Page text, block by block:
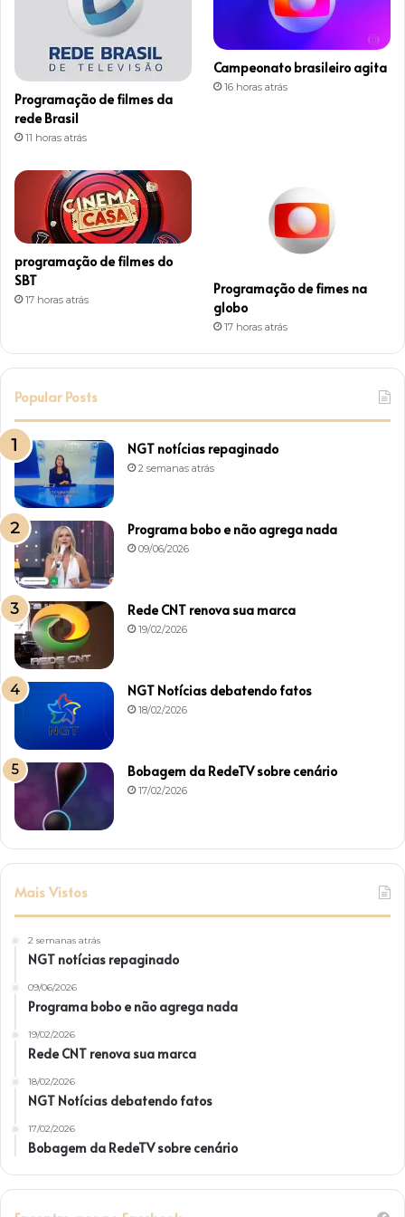
r
a
Programação de filmes da
rede Brasil
11 horas atrás
Campeonato brasileiro agita
16 horas atrás
programação de filmes do
SBT
17 horas atrás
Programação de fimes na
globo
17 horas atrás
Popular Posts
NGT notícias repaginado
2 semanas atrás
Programa bobo e não agrega nada
09/06/2026
Rede CNT renova sua marca
19/02/2026
NGT Notícias debatendo fatos
18/02/2026
Bobagem da RedeTV sobre cenário
17/02/2026
Mais Vistos
2 semanas atrás
NGT notícias repaginado
09/06/2026
Programa bobo e não agrega nada
19/02/2026
Rede CNT renova sua marca
18/02/2026
NGT Notícias debatendo fatos
17/02/2026
Bobagem da RedeTV sobre cenário